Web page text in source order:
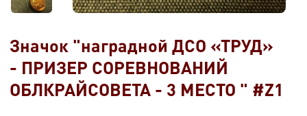
Значок "наградной ДСО «ТРУД»
- ПРИЗЕР СОРЕВНОВАНИЙ
ОБЛКРАЙСОВЕТА - 3 МЕСТО " #Z1